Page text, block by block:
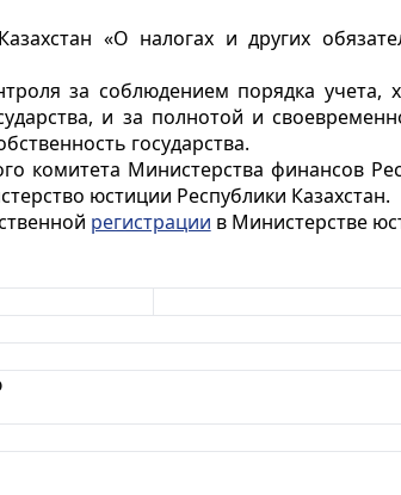
«О налогах и других
за соблюдением порядка
и за полнотой и
государства.
комитета Министерства финансов
юстиции Республики Казахстан.
регистрации в Министерстве